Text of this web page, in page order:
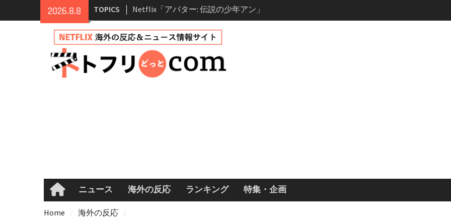
2026.8.8 TOPICS
登場人物・あらすじ・シーズン3最新
Netflix映画「ボイスメールで恋をし
て」キャスト・登場人物・あらすじ
まとめ｜ゾーイ・ドゥイッチ主演ロ
マコメ
Netflix「ハウス・オブ・ギネス」シ
Homeニュース 海外の反応 ランキング 特集・企画
Home 海外の反応